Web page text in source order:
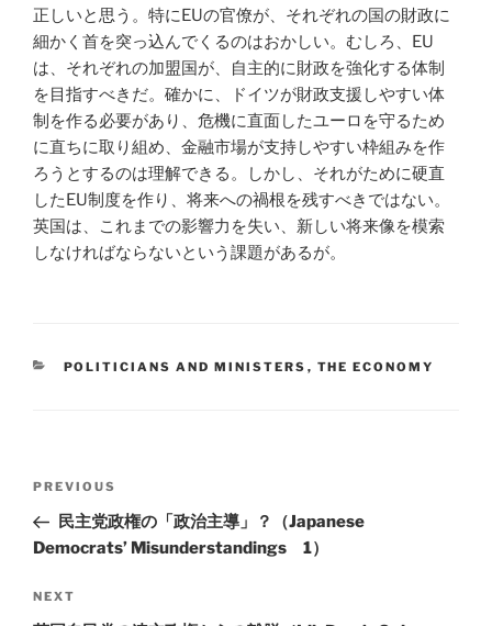
正しいと思う。特にEUの官僚が、それぞれの国の財政に
細かく首を突っ込んでくるのはおかしい。むしろ、EU
は、それぞれの加盟国が、自主的に財政を強化する体制
を目指すべきだ。確かに、ドイツが財政支援しやすい体
制を作る必要があり、危機に直面したユーロを守るため
に直ちに取り組め、金融市場が支持しやすい枠組みを作
ろうとするのは理解できる。しかし、それがために硬直
したEU制度を作り、将来への禍根を残すべきではない。
英国は、これまでの影響力を失い、新しい将来像を模索
しなければならないという課題があるが。
CATEGORIES
POLITICIANS AND MINISTERS , THE ECONOMY
navigation
Previous
Post
PREVIOUS
民主党政権の「政治主導」？（Japanese
Democrats’ Misunderstandings 1）
Next
NEXT